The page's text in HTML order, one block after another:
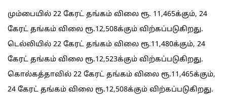
மும்பையில் 22 கேரட் தங்கம் விலை ரூ. 11,465க்கும், 24
கேரட் தங்கம் விலை ரூ.12,508க்கும் விற்கப்படுகிறது.
டெல்லியில் 22 கேரட் தங்கம் விலை ரூ.11,480க்கும், 24
கேரட் தங்கம் விலை ரூ.12,523க்கும் விற்கப்படுகிறது.
கொல்கத்தாவில் 22 கேரட் தங்கம் விலை ரூ.11,465க்கும்,
24 கேரட் தங்கம் விலை ரூ.12,508க்கும் விற்கப்படுகிறது.